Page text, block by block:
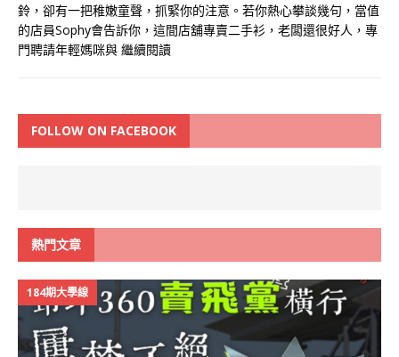
鈴，卻有一把稚嫩童聲，抓緊你的注意。若你熱心攀談幾句，當值
的店員Sophy會告訴你，這間店舖專賣二手衫，老闆還很好人，專
門聘請年輕媽咪與 繼續閱讀
FOLLOW ON FACEBOOK
熱門文章
184期大學線